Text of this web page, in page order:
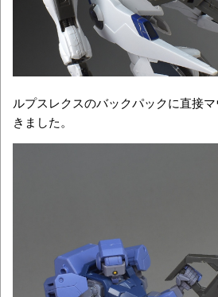
ルプスレクスのバックパックに直接
きました。